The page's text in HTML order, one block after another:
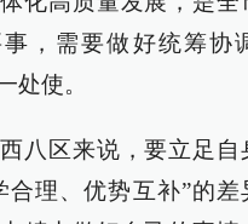
，需要做好统筹协
处使。
八区来说，要立足自
合理、优势互补”的